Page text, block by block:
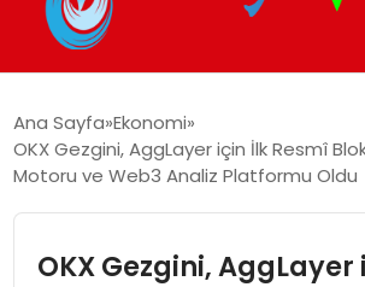
GÜNDEM
Ana Sayfa Ekonomi
OKX Gezgini, AggLayer için İlk Resmî
Motoru ve Web3 Analiz Platformu Oldu
OKX Gezgini,